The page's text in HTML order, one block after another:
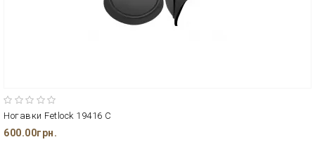
Ногавки Fetlock 19416 C
600.00грн.